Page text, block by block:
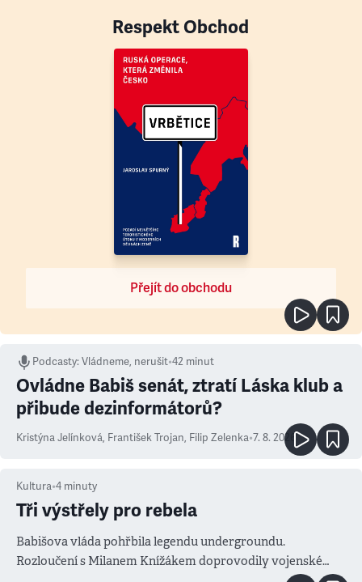
Respekt Obchod
Přejít do obchodu
Podcasty:Vládneme, nerušit•42 minut
Ovládne Babiš senát, ztratí Láska klub a
přibude dezinformátorů?
Kristýna Jelínková, František Trojan, Filip Zelenka•7. 8. 2026
Kultura•4 minuty
Tři výstřely pro rebela
Babišova vláda pohřbila legendu undergroundu.
Rozloučení s Milanem Knížákem doprovodily vojenské